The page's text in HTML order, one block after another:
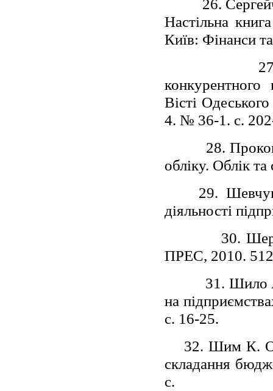
26.
Настільна
Київ: Фінанси
конкурентного
Вісті
4. № 36-1. с.
28.
обліку. Облік
29.
діяльності
30.
ПРЕС, 2010.
31. Шило
на
с. 16-25.
32. Шим К.
складання
с.